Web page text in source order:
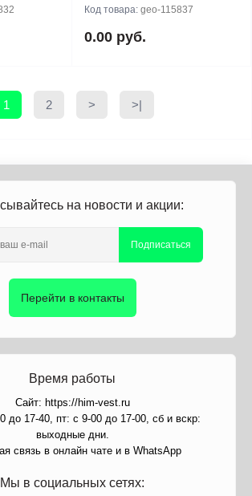
Код товара: geo-115837
0.00 руб.
1 2 > >|
на новости и акции:
Подписаться
Перейти в контакты
Время работы
Сайт: https://him-vest.ru
до 17-40, пт: с 9-00 до 17-00, сб и вскр:
выходные дни.
связь в онлайн чате и в WhatsApp
Мы в социальных сетях: